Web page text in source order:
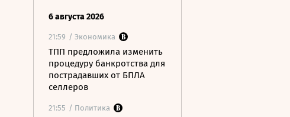
6 августа 2026
21:59 / Экономика
ТПП предложила изменить
процедуру банкротства для
пострадавших от БПЛА
селлеров
21:55 / Политика